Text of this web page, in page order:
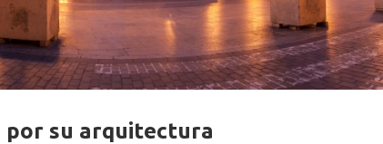
por su arquitectura